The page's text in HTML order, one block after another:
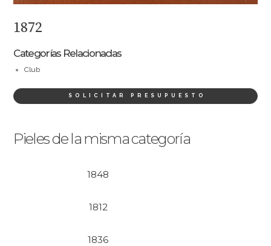
1872
Categorías Relacionadas
Club
SOLICITAR PRESUPUESTO
Pieles de la misma categoría
1848
1812
1836